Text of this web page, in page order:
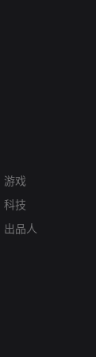
游戏
科技
出品人